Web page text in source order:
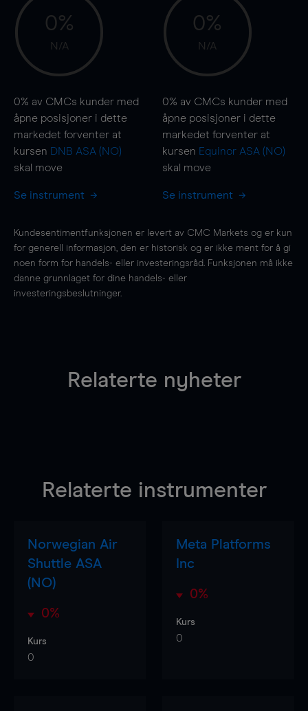
0%
N/A
0% av CMCs kunder med
åpne posisjoner i dette
markedet forventer at
kursen DNB ASA (NO)
skal move
Se instrument
0%
N/A
0% av CMCs kunder med
åpne posisjoner i dette
markedet forventer at
kursen Equinor ASA (NO)
skal move
Se instrument
Kundesentimentfunksjonen er levert av CMC Markets og er kun
for generell informasjon, den er historisk og er ikke ment for å gi
noen form for handels- eller investeringsråd. Funksjonen må ikke
danne grunnlaget for dine handels- eller
investeringsbeslutninger.
Relaterte nyheter
Relaterte instrumenter
Norwegian Air
Shuttle ASA
(NO)
0%
Kurs
0
Meta Platforms
Inc
0%
Kurs
0